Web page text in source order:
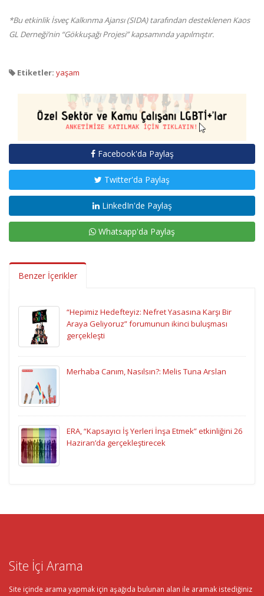
*Bu etkinlik İsveç Kalkınma Ajansı (SIDA) tarafından desteklenen Kaos
GL Derneği’nin “Gökkuşağı Projesi” kapsamında yapılmıştır.
Etiketler: yaşam
Facebook'da Paylaş
Twitter'da Paylaş
LinkedIn'de Paylaş
Whatsapp'da Paylaş
Benzer İçerikler
“Hepimiz Hedefteyiz: Nefret Yasasına Karşı Bir
Araya Geliyoruz” forumunun ikinci buluşması
gerçekleşti
Merhaba Canım, Nasılsın?: Melis Tuna Arslan
ERA, “Kapsayıcı İş Yerleri İnşa Etmek” etkinliğini 26
Haziran’da gerçekleştirecek
Site İçi Arama
Site içinde arama yapmak için aşağıda bulunan alan ile aramak istediğiniz